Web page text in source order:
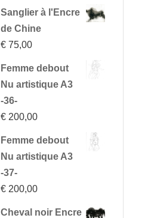
Sanglier à l'Encre
de Chine
€ 75,00
Femme debout
Nu artistique A3
-36-
€ 200,00
Femme debout
Nu artistique A3
-37-
€ 200,00
Cheval noir Encre